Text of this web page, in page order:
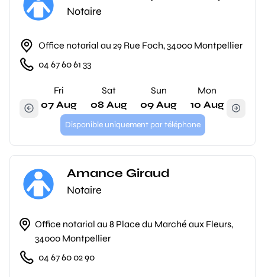
Notaire
Office notarial au 29 Rue Foch, 34000 Montpellier
04 67 60 61 33
Fri
07 Aug
Sat
08 Aug
Sun
09 Aug
Mon
10 Aug
Disponible uniquement par téléphone
Amance Giraud
Notaire
Office notarial au 8 Place du Marché aux Fleurs,
34000 Montpellier
04 67 60 02 90